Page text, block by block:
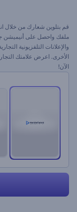
قم بتلوين شعارك من خلال
ملفك واحصل على أنيميشن
والإعلانات التلفزيونية
الأخرى. اعرض علامتك
الآن!